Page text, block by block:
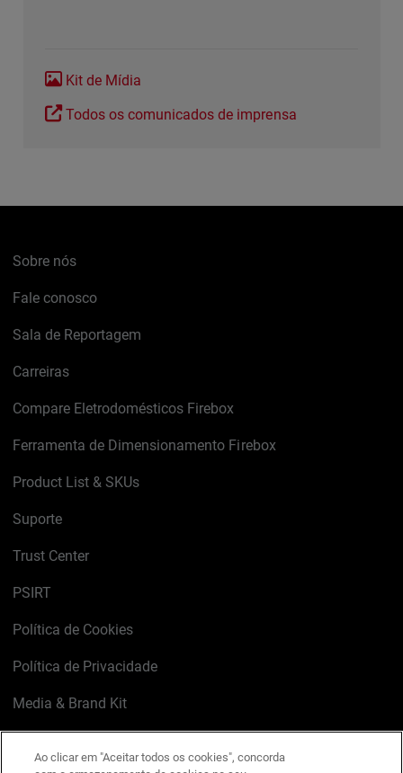
Kit de Mídia
Todos os comunicados de imprensa
Sobre nós
Fale conosco
Sala de Reportagem
Carreiras
Compare Eletrodomésticos Firebox
Ferramenta de Dimensionamento Firebox
Product List & SKUs
Suporte
Trust Center
PSIRT
Política de Cookies
Política de Privacidade
Media & Brand Kit
Ao clicar em "Aceitar todos os cookies", concorda